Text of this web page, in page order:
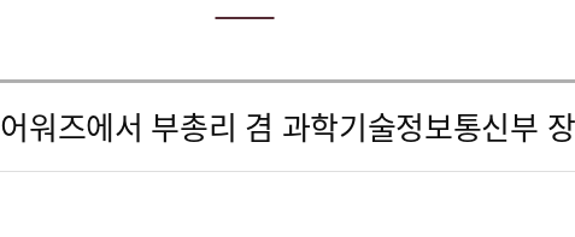
워즈에서 부총리 겸 과학기술정보통신부